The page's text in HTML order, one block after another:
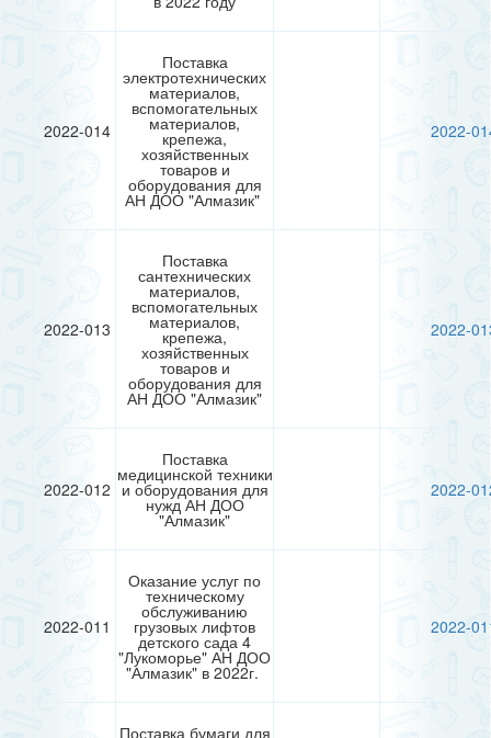
2022-014
Поставка
электротехнических
материалов,
вспомогательных
материалов,
крепежа,
хозяйственных
товаров и
оборудования для
АН ДОО "Алмазик"
2022-
2022-013
Поставка
сантехнических
материалов,
вспомогательных
материалов,
крепежа,
хозяйственных
товаров и
оборудования для
АН ДОО "Алмазик"
2022-
2022-012
Поставка
медицинской техники
и оборудования для
нужд АН ДОО
"Алмазик"
2022-
2022-011
Оказание услуг по
техническому
обслуживанию
грузовых лифтов
детского сада 4
"Лукоморье" АН ДОО
"Алмазик" в 2022г.
2022-
Поставка бумаги для